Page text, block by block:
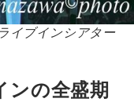
イブインシアター
ンの全盛期